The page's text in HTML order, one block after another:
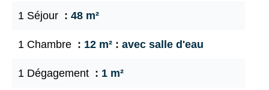
1 Séjour 48 m²
1 Chambre 12 m² avec salle d'eau
1 Dégagement 1 m²